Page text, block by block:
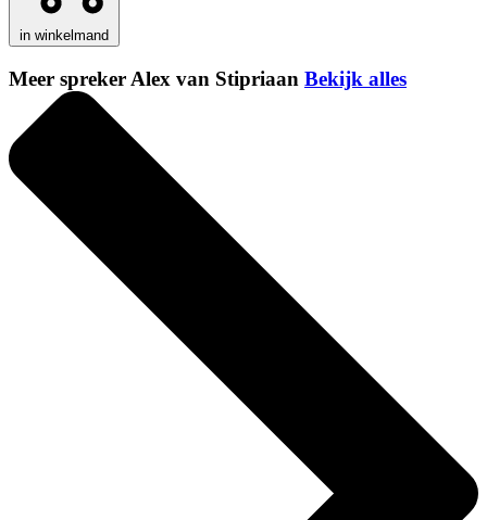
in winkelmand
Meer spreker Alex van Stipriaan Bekijk alles